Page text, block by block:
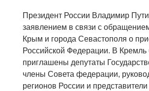
Президент России Владимир
заявлением в связи с
Крым и города Севастополя о
Российской Федерации. В Кремль
приглашены депутаты
члены Совета федерации,
регионов России и представители